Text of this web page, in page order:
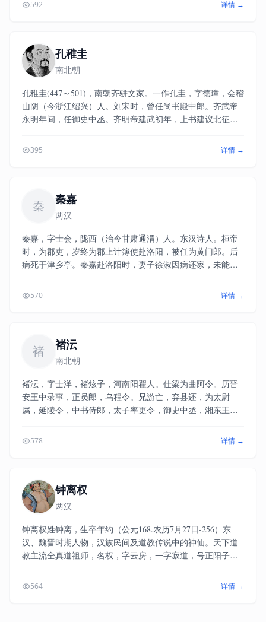
死于乱军之中。一生沉沦下僚，仕途不顺，很不得志。她也
很有文才，在鲍照消极颓废的时候，张文姬曾经以白鹭为
题，写了一首很著名的劝慰勉励丈夫的诗《沙上鹭》。今存
诗四首。多咏物诗，颇有寄托。
592 详情 →
孔稚圭
南北朝
孔稚圭(447～501)，南朝齐骈文家。一作孔圭，字德璋，会稽
山阴（今浙江绍兴）人。刘宋时，曾任尚书殿中郎。齐武帝
永明年间，任御史中丞。齐明帝建武初年，上书建议北征。
夫。孔稚圭文享盛名，曾和江淹同在萧道成幕中“对掌辞
不稍假宽容，其弹章劾表，著称一时。
395 详情 →
秦 秦嘉
两汉
秦嘉，字士会，陇西（治今甘肃通渭）人。东汉诗人。桓帝
时，为郡吏，岁终为郡上计簿使赴洛阳，被任为黄门郎。后
病死于津乡亭。秦嘉赴洛阳时，妻子徐淑因病还家，未能面
伤生”（《史通·人物》），守寡终生。秦嘉、徐淑今存的诗文
570 详情 →
褚 褚沄
南北朝
褚沄，字士洋，褚炫子，河南阳翟人。仕梁为曲阿令。历晋
安王中录事，正员郎，乌程令。兄游亡，弃县还，为太尉
属，延陵令，中书侍郎，太子率更令，御史中丞，湘东王府
578 详情 →
钟离权
两汉
钟离权姓钟离，生卒年约（公元168.农历7月27日-256）东
汉、魏晋时期人物，汉族民间及道教传说中的神仙。天下道
教主流全真道祖师，名权，字云房，一字寂道，号正阳子，
做汉钟离。少工文学，尤喜草圣，身长八尺，官至大将军。
564 详情 →